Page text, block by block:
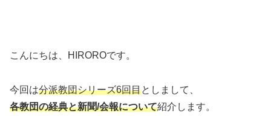
こんにちは、HIROROです。
今回は分派教団シリーズ6回目としまして、
各教団の経典と新聞/会報について紹介します。